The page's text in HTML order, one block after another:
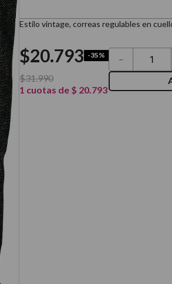
Estilo vintage, correas regulables en
$20.793 -35%
$31.990
1 cuotas de $ 20.793
－